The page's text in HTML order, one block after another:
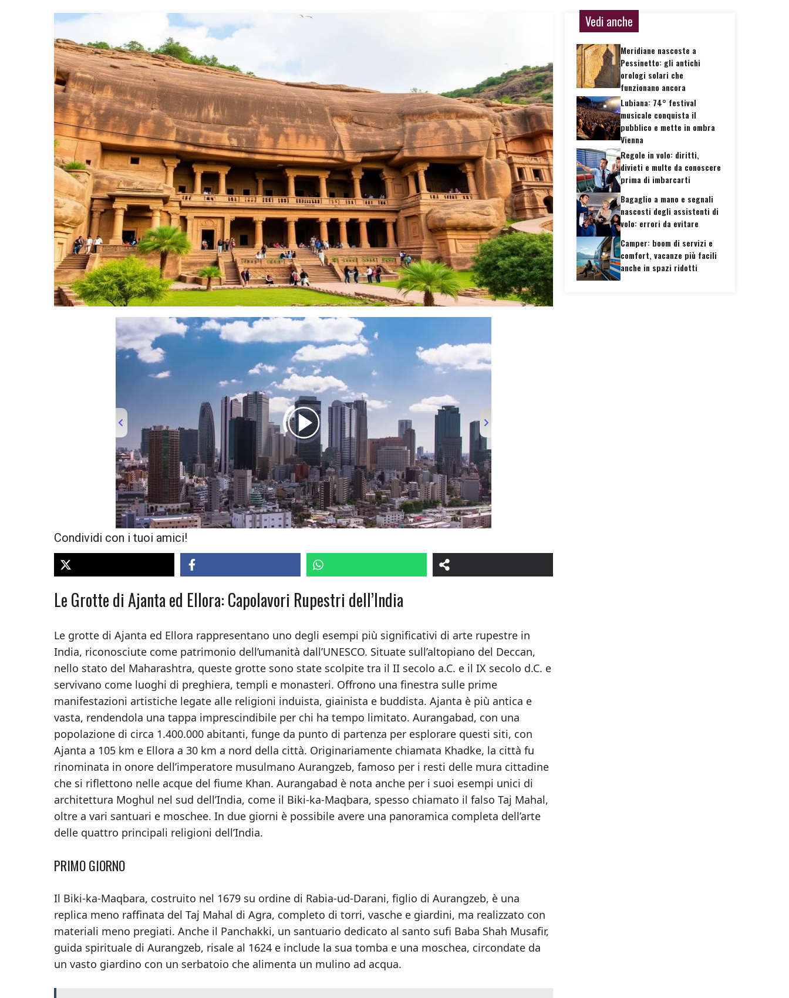
Condividi con i tuoi amici!
Le Grotte di Ajanta ed Ellora: Capolavori Rupestri dell’India
Le grotte di Ajanta ed Ellora rappresentano uno degli esempi più significativi di arte rupestre in
India, riconosciute come patrimonio dell’umanità dall’UNESCO. Situate sull’altopiano del Deccan,
nello stato del Maharashtra, queste grotte sono state scolpite tra il II secolo a.C. e il IX secolo d.C. e
servivano come luoghi di preghiera, templi e monasteri. Offrono una finestra sulle prime
manifestazioni artistiche legate alle religioni induista, giainista e buddista. Ajanta è più antica e
vasta, rendendola una tappa imprescindibile per chi ha tempo limitato. Aurangabad, con una
popolazione di circa 1.400.000 abitanti, funge da punto di partenza per esplorare questi siti, con
Ajanta a 105 km e Ellora a 30 km a nord della città. Originariamente chiamata Khadke, la città fu
rinominata in onore dell’imperatore musulmano Aurangzeb, famoso per i resti delle mura cittadine
che si riflettono nelle acque del fiume Khan. Aurangabad è nota anche per i suoi esempi unici di
architettura Moghul nel sud dell’India, come il Biki-ka-Maqbara, spesso chiamato il falso Taj Mahal,
oltre a vari santuari e moschee. In due giorni è possibile avere una panoramica completa dell’arte
delle quattro principali religioni dell’India.
PRIMO GIORNO
Il Biki-ka-Maqbara, costruito nel 1679 su ordine di Rabia-ud-Darani, figlio di Aurangzeb, è una
replica meno raffinata del Taj Mahal di Agra, completo di torri, vasche e giardini, ma realizzato con
materiali meno pregiati. Anche il Panchakki, un santuario dedicato al santo sufi Baba Shah Musafir,
guida spirituale di Aurangzeb, risale al 1624 e include la sua tomba e una moschea, circondate da
un vasto giardino con un serbatoio che alimenta un mulino ad acqua.
Vedi anche
Meridiane nascoste a
Pessinetto: gli antichi
orologi solari che
funzionano ancora
Lubiana: 74° festival
musicale conquista il
pubblico e mette in ombra
Vienna
Regole in volo: diritti,
divieti e multe da conoscere
prima di imbarcarti
Bagaglio a mano e segnali
nascosti degli assistenti di
volo: errori da evitare
Camper: boom di servizi e
comfort, vacanze più facili
anche in spazi ridotti